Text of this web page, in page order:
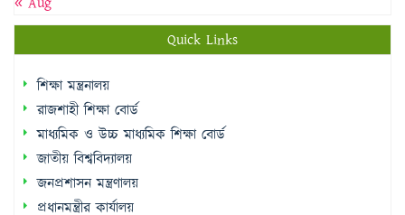
Quick Links
শিক্ষা মন্ত্রনালয়
রাজশাহী শিক্ষা বোর্ড
মাধ্যমিক ও উচ্চ মাধ্যমিক শিক্ষা বোর্ড
জাতীয় বিশ্ববিদ্যালয়
জনপ্রশাসন মন্ত্রণালয়
প্রধানমন্ত্রীর কার্যালয়